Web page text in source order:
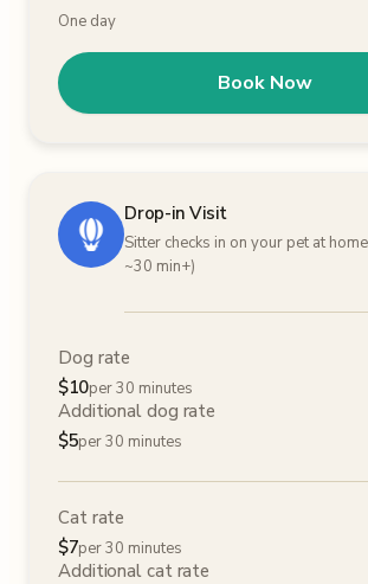
One day
Book Now
Drop-in Visit
Sitter checks in on your pet at
~30 min+)
Dog rate
$10per 30 minutes
Additional dog rate
$5per 30 minutes
Cat rate
$7per 30 minutes
Additional cat rate